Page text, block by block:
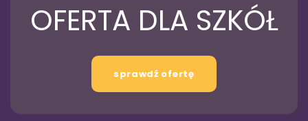
OFERTA DLA SZKÓŁ
sprawdź ofertę